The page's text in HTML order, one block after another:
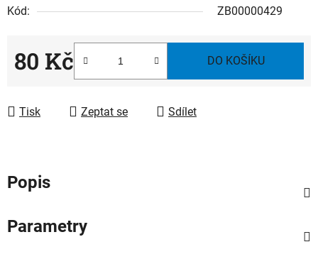
Kód:
ZB00000429
80 Kč
Měrná cena:
DO KOŠÍKU
Tisk Zeptat se Sdílet
Popis
Parametry